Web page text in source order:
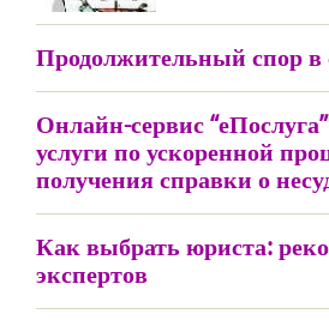
Продолжительный спор в
Онлайн-сервис
услуги по ускоренной
получения справки о
Как выбрать юриста:
экспертов